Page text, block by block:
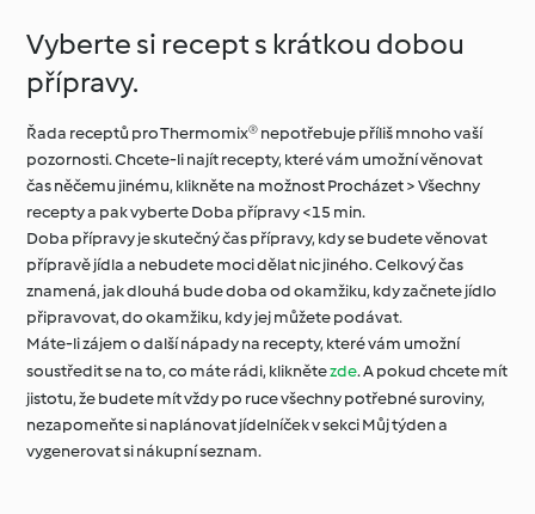
Vyberte si recept s krátkou dobou
přípravy.
Řada receptů pro Thermomix® nepotřebuje příliš mnoho vaší
pozornosti. Chcete-li najít recepty, které vám umožní věnovat
čas něčemu jinému, klikněte na možnost Procházet > Všechny
recepty a pak vyberte Doba přípravy <15 min.
Doba přípravy je skutečný čas přípravy, kdy se budete věnovat
přípravě jídla a nebudete moci dělat nic jiného. Celkový čas
znamená, jak dlouhá bude doba od okamžiku, kdy začnete jídlo
připravovat, do okamžiku, kdy jej můžete podávat.
Máte-li zájem o další nápady na recepty, které vám umožní
soustředit se na to, co máte rádi, kliknětezde. A pokud chcete mít
jistotu, že budete mít vždy po ruce všechny potřebné suroviny,
nezapomeňte si naplánovat jídelníček v sekci Můj týden a
vygenerovat si nákupní seznam.